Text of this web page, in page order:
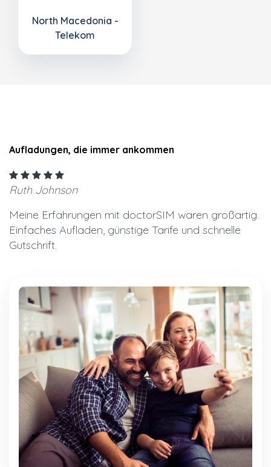
North Macedonia -
Telekom
Aufladungen, die immer ankommen
Ruth Johnson
Meine Erfahrungen mit doctorSIM waren großartig.
Einfaches Aufladen, günstige Tarife und schnelle
Gutschrift.